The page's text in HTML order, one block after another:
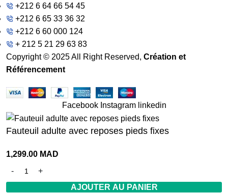
+212 6 64 66 54 45
+212 6 65 33 36 32
+212 6 60 000 124
+ 212 5 21 29 63 83
Copyright © 2025 All Right Reserved, Création et
Référencement
Facebook Instagram linkedin
Fauteuil adulte avec reposes pieds fixes
1,299.00 MAD
AJOUTER AU PANIER